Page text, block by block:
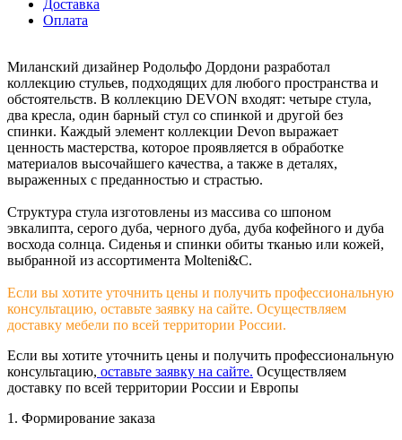
Доставка
Оплата
Миланский дизайнер Родольфо Дордони разработал
коллекцию стульев, подходящих для любого пространства и
обстоятельств. В коллекцию DEVON входят: четыре стула,
два кресла, один барный стул со спинкой и другой без
спинки. Каждый элемент коллекции Devon выражает
ценность мастерства, которое проявляется в обработке
материалов высочайшего качества, а также в деталях,
выраженных с преданностью и страстью.
Структура стула изготовлены из массива со шпоном
эвкалипта, серого дуба, черного дуба, дуба кофейного и дуба
восхода солнца. Сиденья и спинки обиты тканью или кожей,
выбранной из ассортимента Molteni&C.
Если вы хотите уточнить цены и получить профессиональную
консультацию, оставьте заявку на сайте. Осуществляем
доставку мебели по всей территории России.
Если вы хотите уточнить цены и получить профессиональную
консультацию, оставьте заявку на сайте. Осуществляем
доставку по всей территории России и Европы
1. Формирование заказа